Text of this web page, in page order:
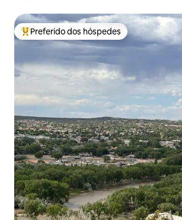
Entre os melhores preferidos dos hóspedes
Preferido dos hóspedes